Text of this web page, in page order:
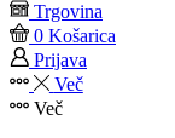
Trgovina
0 Košarica
Prijava
Več
Več